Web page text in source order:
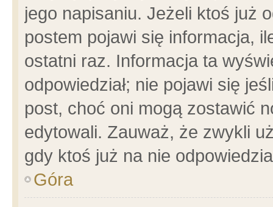
jego napisaniu. Jeżeli ktoś już
postem pojawi się informacja,
ostatni raz. Informacja ta
odpowiedział; nie pojawi się
post, choć oni mogą zostawić
edytowali. Zauważ, że zwykli
gdy ktoś już na nie
Góra